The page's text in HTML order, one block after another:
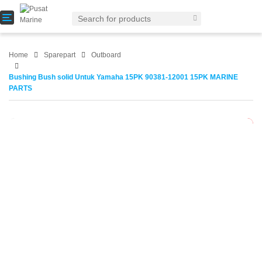
T
g
e
n
Home Sparepart Outboard
Bushing Bush solid Untuk Yamaha 15PK 90381-12001 15PK MARINE
PARTS